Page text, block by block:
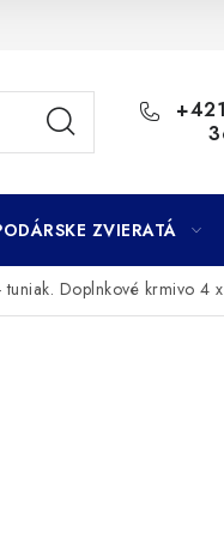
ZVIERATÁ
Doplnkové krmivo 4